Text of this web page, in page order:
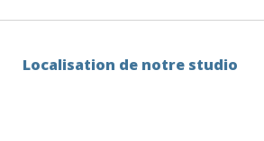
Localisation de notre studio